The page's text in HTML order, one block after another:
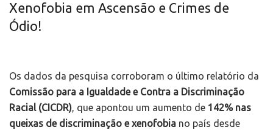
Xenofobia em Ascensão e Crimes de
Ódio!
Os dados da pesquisa corroboram o último relatório da
Comissão para a Igualdade e Contra a Discriminação
Racial (CICDR), que apontou um aumento de 142% nas
queixas de discriminação e xenofobia no país desde